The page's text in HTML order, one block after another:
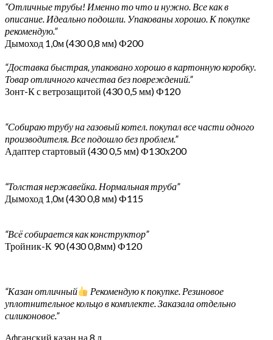
“Отличные трубы! Именно то что и нужно. Все как в
описание. Идеально подошли. Упакованы хорошо. К покупке
рекомендую.”
Дымоход 1,0м (430 0,8 мм) Ф200
“Доставка быстрая, упаковано хорошо в картонную коробку.
Товар отличного качества без повреждений.”
Зонт-К с ветрозащитой (430 0,5 мм) Ф120
“Собираю трубу на газовый котел. покупал все части одного
производителя. Все подошло без проблем.”
Адаптер стартовый (430 0,5 мм) Ф130х200
“Толстая нержавейка. Нормальная труба”
Дымоход 1,0м (430 0,8 мм) Ф115
“Всё собирается как конструктор”
Тройник-К 90 (430 0,8мм) Ф120
“Казан отличный
Рекомендую к покупке. Резиновое
уплотнительное кольцо в комплекте. Заказала отдельно
силиконовое.”
Афганский казан на 8 л